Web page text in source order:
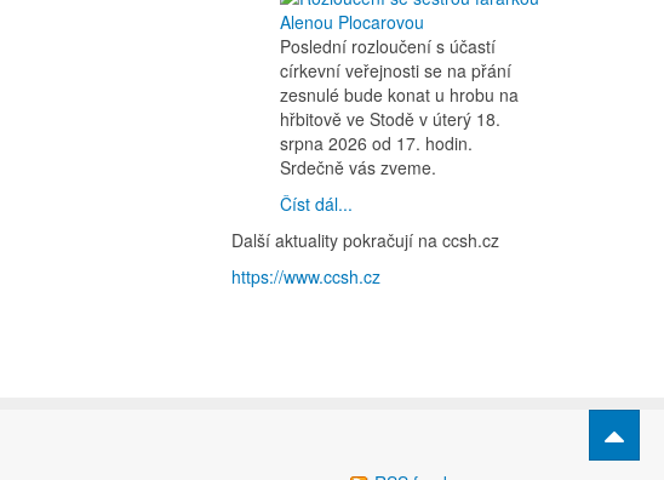
Poslední rozloučení s účastí
církevní veřejnosti se na přání
zesnulé bude konat u hrobu na
hřbitově ve Stodě v úterý 18.
srpna 2026 od 17. hodin.
Srdečně vás zveme.
Číst dál...
Další aktuality pokračují na ccsh.cz
https://www.ccsh.cz